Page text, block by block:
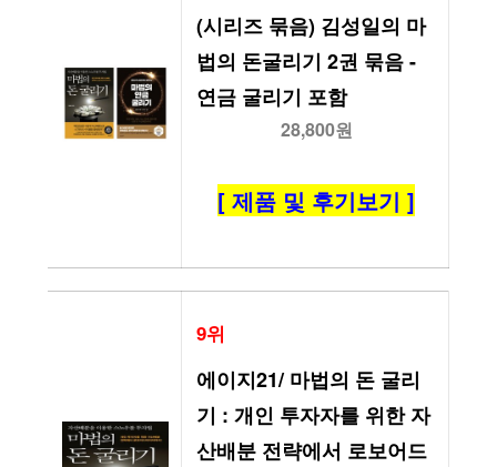
(시리즈 묶음) 김성일의 마
법의 돈굴리기 2권 묶음 -
연금 굴리기 포함
28,800원
[ 제품 및 후기보기 ]
9위
에이지21/ 마법의 돈 굴리
기 : 개인 투자자를 위한 자
산배분 전략에서 로보어드